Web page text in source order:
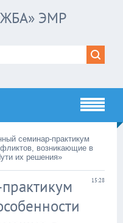
ЭМР
семинар-практикум
возникающие в
их решения»
15:28